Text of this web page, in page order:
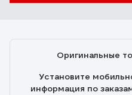
Оригинальные
Установите
информация по